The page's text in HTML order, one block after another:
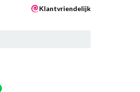
Klantvriendelijk